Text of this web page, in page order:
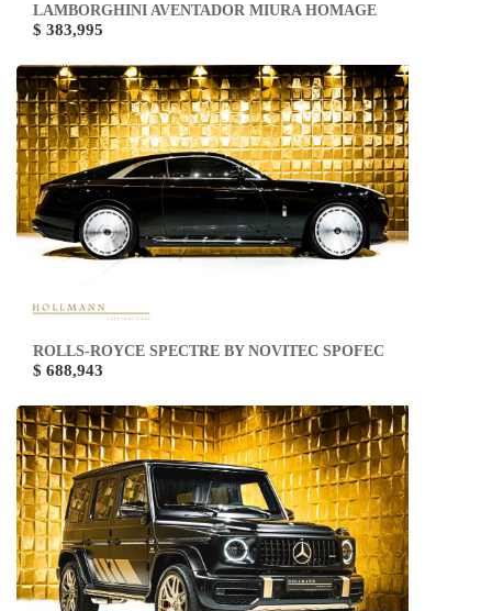
LAMBORGHINI AVENTADOR MIURA HOMAGE
$ 383,995
ROLLS-ROYCE SPECTRE BY NOVITEC SPOFEC
$ 688,943